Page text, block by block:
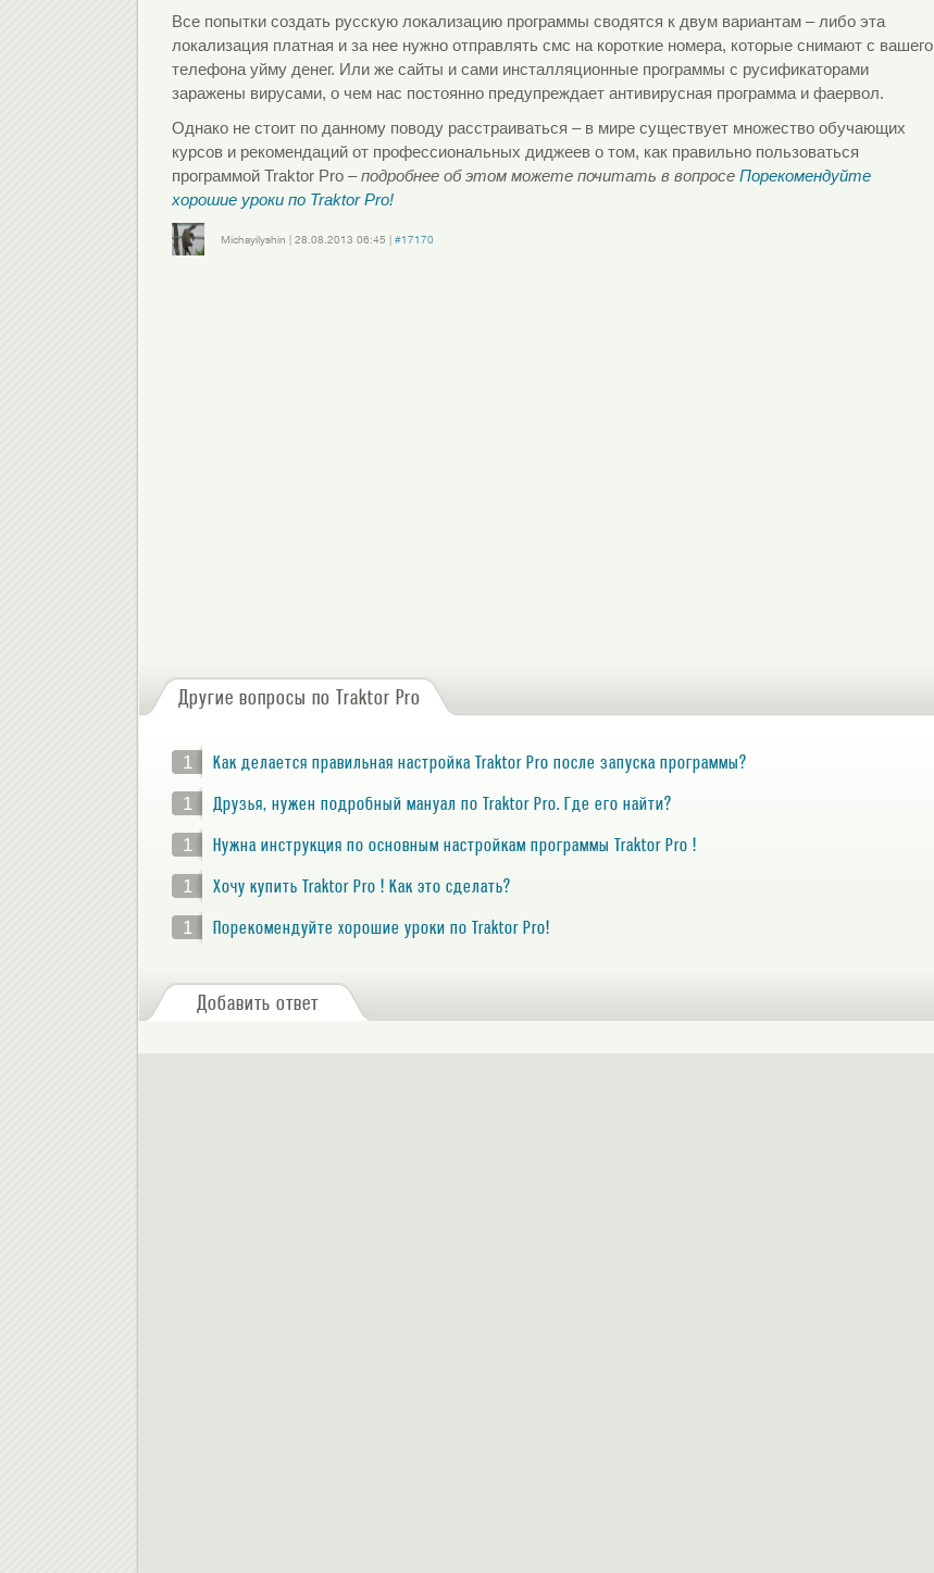
Все попытки создать русскую локализацию программы сводятся к двум вариантам – либо эта
локализация платная и за нее нужно отправлять смс на короткие номера, которые снимают с вашего
телефона уйму денег. Или же сайты и сами инсталляционные программы с русификаторами
заражены вирусами, о чем нас постоянно предупреждает антивирусная программа и фаервол.
Однако не стоит по данному поводу расстраиваться – в мире существует множество обучающих
курсов и рекомендаций от профессиональных диджеев о том, как правильно пользоваться
программой Traktor Pro –подробнее об этом можете почитать в вопросе Порекомендуйте
хорошие уроки по Traktor Pro!
Michayilyshin 28.08.2013 06:45
#17170
Другие вопросы по Traktor Pro
1
Как делается правильная настройка Traktor Pro после запуска программы?
1
Друзья, нужен подробный мануал по Traktor Pro. Где его найти?
1
Нужна инструкция по основным настройкам программы Traktor Pro !
1
Хочу купить Traktor Pro ! Как это сделать?
1
Порекомендуйте хорошие уроки по Traktor Pro!
Добавить ответ